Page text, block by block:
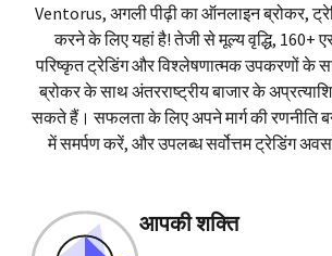
Ventorus, अगली पीढ़ी का ऑनलाइन ब्रोकर,
करने के लिए यहां है! तेजी से मूल्य वृद्धि, 160+
परिष्कृत ट्रेडिंग और विश्लेषणात्मक उपकरणों के
ब्रोकर के साथ अंतरराष्ट्रीय बाजार के
सकते हैं। सफलता के लिए अपने मार्ग की रणनीति
में समर्पण करें, और उपलब्ध सर्वोत्तम ट्रेडिंग
आपकी शक्ति